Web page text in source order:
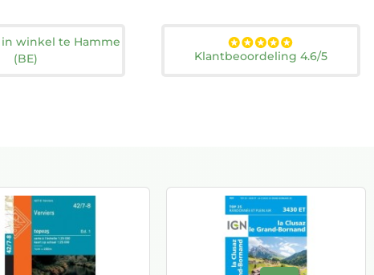
winkel te Hamme
(BE)
Klantbeoordeling 4.6/5